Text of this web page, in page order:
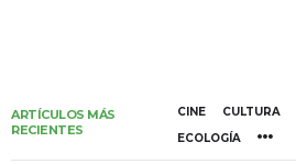
ARTÍCULOS MÁS
RECIENTES
CINE CULTURA
ECOLOGÍA